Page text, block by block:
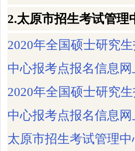
2.太原市招生考试管理
2020年全国硕士研究
中心报考点报名信息
2020年全国硕士研究
中心报考点报名信息
太原市招生考试管理